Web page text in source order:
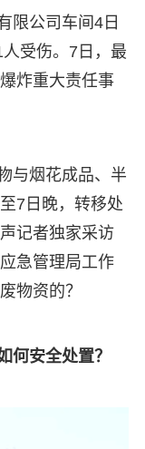
限公司车间4日
受伤。7日，最
炸重大责任事
与烟花成品、半
7日晚，转移处
记者独家采访
急管理局工作
物资的？
何安全处置？